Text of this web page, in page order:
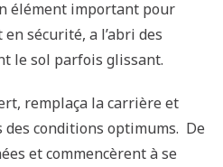
élément important pour
sécurité, a l’abri des
le sol parfois glissant.
remplaça la carrière et
conditions optimums. De
et commencèrent à se